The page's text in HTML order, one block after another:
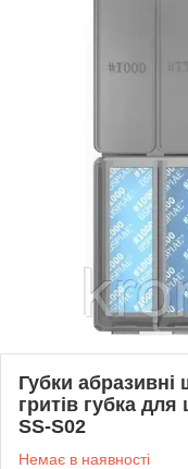
Губки абразивні
гритів губка
SS-S02
Немає в наявності